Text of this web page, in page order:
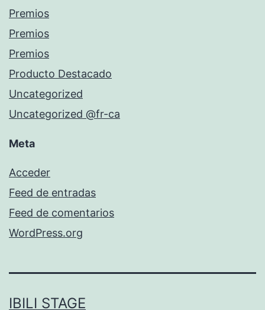
Premios
Premios
Premios
Producto Destacado
Uncategorized
Uncategorized @fr-ca
Meta
Acceder
Feed de entradas
Feed de comentarios
WordPress.org
IBILI STAGE